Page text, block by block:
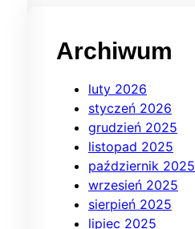
Archiwum
luty 2026
styczeń 2026
grudzień 2025
listopad 2025
październik 2025
wrzesień 2025
sierpień 2025
lipiec 2025